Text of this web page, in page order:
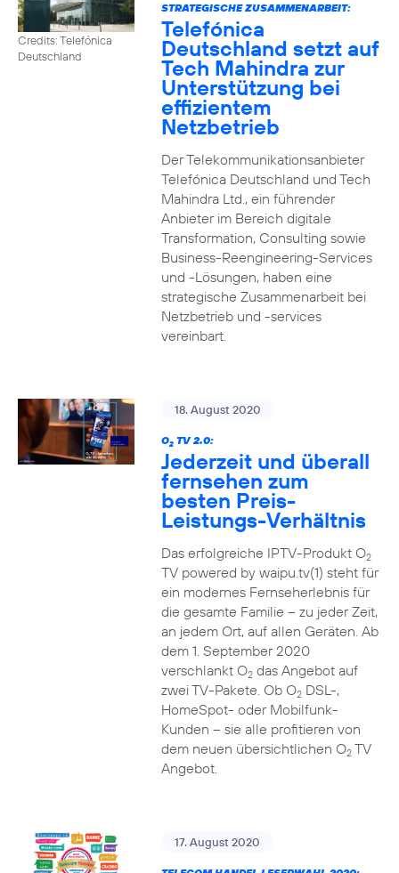
Credits: Telefónica
Deutschland
STRATEGISCHE ZUSAMMENARBEIT:
Telefónica
Deutschland setzt auf
Tech Mahindra zur
Unterstützung bei
effizientem
Netzbetrieb
Der Telekommunikationsanbieter
Telefónica Deutschland und Tech
Mahindra Ltd., ein führender
Anbieter im Bereich digitale
Transformation, Consulting sowie
Business-Reengineering-Services
und -Lösungen, haben eine
strategische Zusammenarbeit bei
Netzbetrieb und -services
vereinbart.
18. August 2020
O2TV 2.0:
Jederzeit und überall
fernsehen zum
besten Preis-
Leistungs-Verhältnis
Das erfolgreiche IPTV-Produkt O2
TV powered by waipu.tv(1) steht für
ein modernes Fernseherlebnis für
die gesamte Familie – zu jeder Zeit,
an jedem Ort, auf allen Geräten. Ab
dem 1. September 2020
verschlankt O2das Angebot auf
zwei TV-Pakete. Ob O2DSL-,
HomeSpot- oder Mobilfunk-
Kunden – sie alle profitieren von
dem neuen übersichtlichen O2TV
Angebot.
17. August 2020